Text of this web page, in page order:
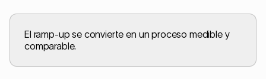
El ramp-up se convierte en un proceso medible y
comparable.